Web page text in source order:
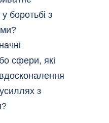
боротьбі з
сфери, які
з